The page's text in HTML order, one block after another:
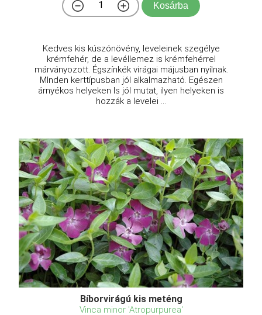
Kosárba
Kedves kis kúszónövény, leveleinek szegélye
krémfehér, de a levéllemez is krémfehérrel
márványozott. Égszínkék virágai májusban nyílnak.
MInden kerttípusban jól alkalmazható. Egészen
árnyékos helyeken ls jól mutat, ilyen helyeken is
hozzák a levelei ...
Bíborvirágú kis meténg
Vinca minor 'Atropurpurea'